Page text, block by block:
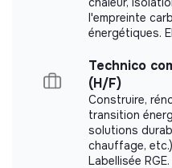
YUMBEI did not yet
measurement.
Labels and
This structure did not
l'empreinte
énergétiques.
Technico
(H/F)
Construire,
transition
solutions
chauffage,
Labellisée RGE.